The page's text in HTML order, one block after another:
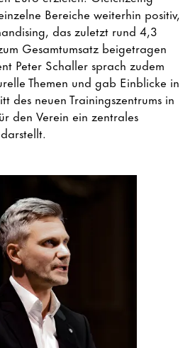
Bereiche weiterhin positiv,
das zuletzt rund 4,3
Gesamtumsatz beigetragen
Peter Schaller sprach zudem
Themen und gab Einblicke in
des neuen Trainingszentrums in
den Verein ein zentrales